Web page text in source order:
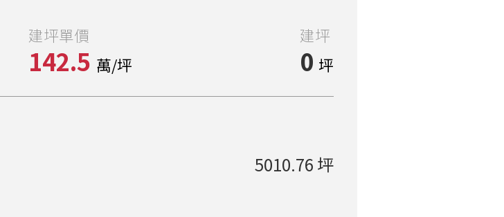
建坪單價
142.5 萬/坪
建坪
0 坪
5010.76 坪